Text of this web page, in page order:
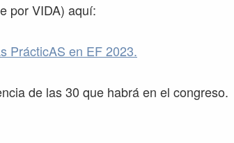
por VIDA) aquí:
PrácticAS en EF 2023.
de las 30 que habrá en el congreso.